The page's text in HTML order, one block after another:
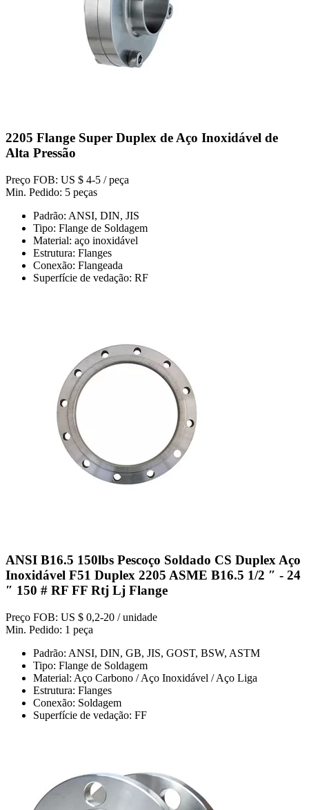
2205 Flange Super Duplex de Aço Inoxidável de
Alta Pressão
Preço FOB: US $ 4-5 / peça
Min. Pedido: 5 peças
Padrão: ANSI, DIN, JIS
Tipo: Flange de Soldagem
Material: aço inoxidável
Estrutura: Flanges
Conexão: Flangeada
Superfície de vedação: RF
ANSI B16.5 150lbs Pescoço Soldado CS Duplex Aço
Inoxidável F51 Duplex 2205 ASME B16.5 1/2 ″ - 24
″ 150 # RF FF Rtj Lj Flange
Preço FOB: US $ 0,2-20 / unidade
Min. Pedido: 1 peça
Padrão: ANSI, DIN, GB, JIS, GOST, BSW, ASTM
Tipo: Flange de Soldagem
Material: Aço Carbono / Aço Inoxidável / Aço Liga
Estrutura: Flanges
Conexão: Soldagem
Superfície de vedação: FF